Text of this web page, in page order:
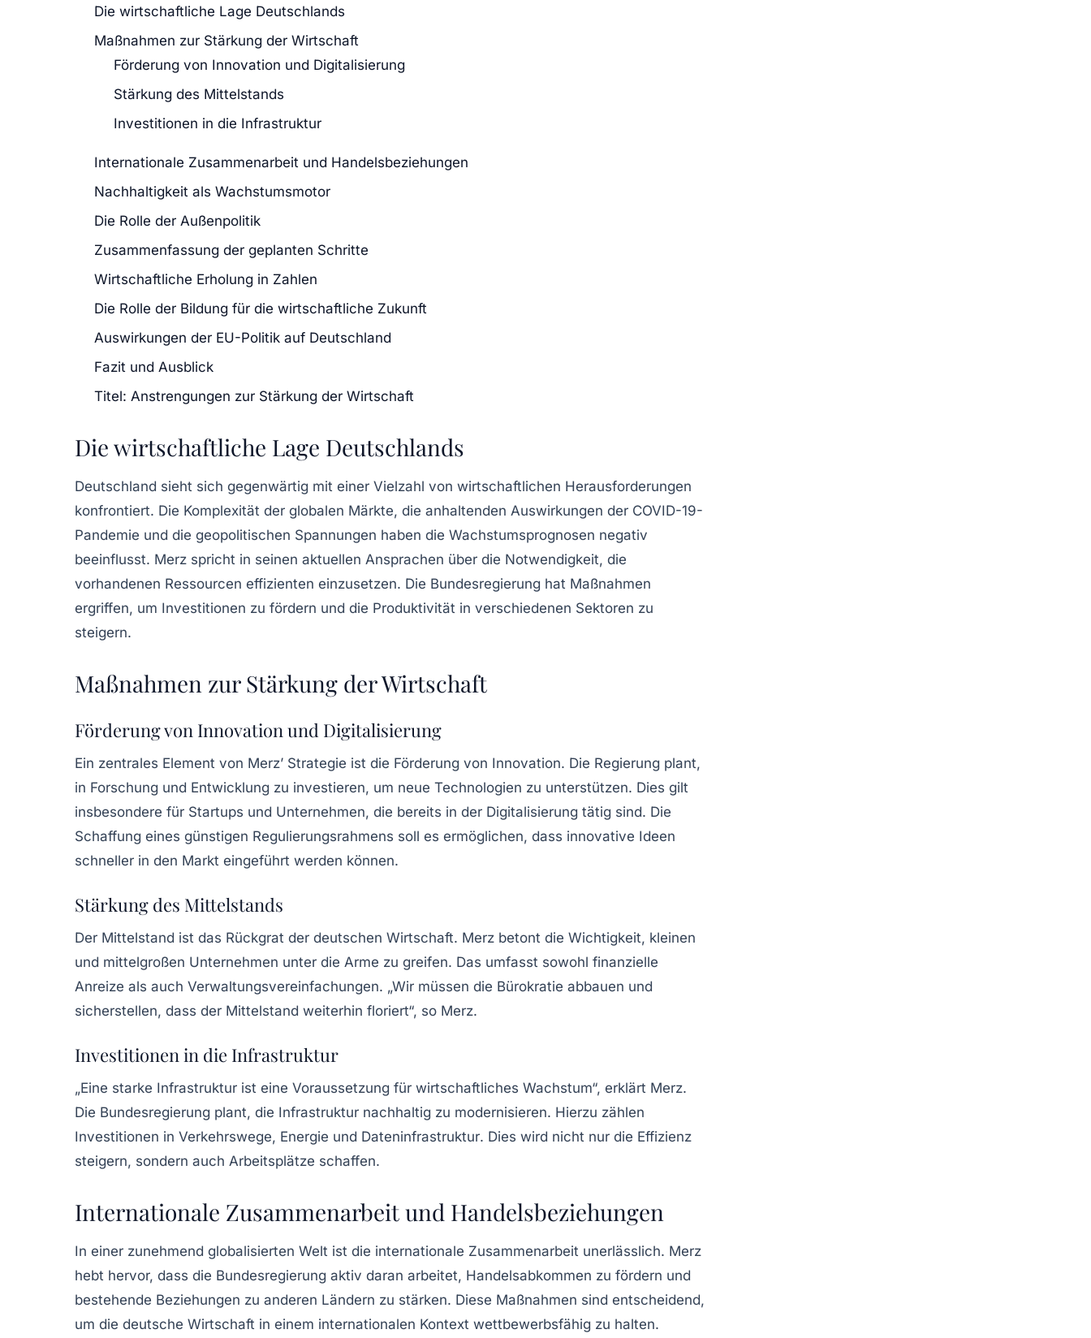
Die wirtschaftliche Lage Deutschlands
Maßnahmen zur Stärkung der Wirtschaft
Förderung von Innovation und Digitalisierung
Stärkung des Mittelstands
Investitionen in die Infrastruktur
Internationale Zusammenarbeit und Handelsbeziehungen
Nachhaltigkeit als Wachstumsmotor
Die Rolle der Außenpolitik
Zusammenfassung der geplanten Schritte
Wirtschaftliche Erholung in Zahlen
Die Rolle der Bildung für die wirtschaftliche Zukunft
Auswirkungen der EU-Politik auf Deutschland
Fazit und Ausblick
Titel: Anstrengungen zur Stärkung der Wirtschaft
Die wirtschaftliche Lage Deutschlands
Deutschland sieht sich gegenwärtig mit einer Vielzahl von wirtschaftlichen Herausforderungen
konfrontiert. Die Komplexität der globalen Märkte, die anhaltenden Auswirkungen der COVID-19-
Pandemie und die geopolitischen Spannungen haben die Wachstumsprognosen negativ
beeinflusst. Merz spricht in seinen aktuellen Ansprachen über die Notwendigkeit, die
vorhandenen Ressourcen effizienten einzusetzen. Die Bundesregierung hat Maßnahmen
ergriffen, um Investitionen zu fördern und die Produktivität in verschiedenen Sektoren zu
steigern.
Maßnahmen zur Stärkung der Wirtschaft
Förderung von Innovation und Digitalisierung
Ein zentrales Element von Merz’ Strategie ist die Förderung von Innovation. Die Regierung plant,
in Forschung und Entwicklung zu investieren, um neue Technologien zu unterstützen. Dies gilt
insbesondere für Startups und Unternehmen, die bereits in der Digitalisierung tätig sind. Die
Schaffung eines günstigen Regulierungsrahmens soll es ermöglichen, dass innovative Ideen
schneller in den Markt eingeführt werden können.
Stärkung des Mittelstands
Der Mittelstand ist das Rückgrat der deutschen Wirtschaft. Merz betont die Wichtigkeit, kleinen
und mittelgroßen Unternehmen unter die Arme zu greifen. Das umfasst sowohl finanzielle
Anreize als auch Verwaltungsvereinfachungen. „Wir müssen die Bürokratie abbauen und
sicherstellen, dass der Mittelstand weiterhin floriert“, so Merz.
Investitionen in die Infrastruktur
„Eine starke Infrastruktur ist eine Voraussetzung für wirtschaftliches Wachstum“, erklärt Merz.
Die Bundesregierung plant, die Infrastruktur nachhaltig zu modernisieren. Hierzu zählen
Investitionen in Verkehrswege, Energie und Dateninfrastruktur. Dies wird nicht nur die Effizienz
steigern, sondern auch Arbeitsplätze schaffen.
Internationale Zusammenarbeit und Handelsbeziehungen
In einer zunehmend globalisierten Welt ist die internationale Zusammenarbeit unerlässlich. Merz
hebt hervor, dass die Bundesregierung aktiv daran arbeitet, Handelsabkommen zu fördern und
bestehende Beziehungen zu anderen Ländern zu stärken. Diese Maßnahmen sind entscheidend,
um die deutsche Wirtschaft in einem internationalen Kontext wettbewerbsfähig zu halten.